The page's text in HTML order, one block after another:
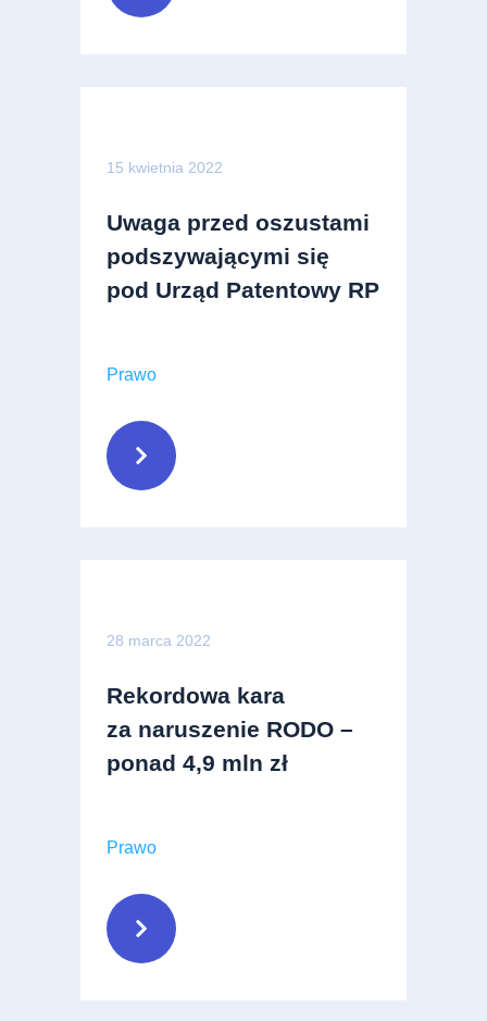
15 kwietnia 2022
Uwaga przed oszustami
podszywającymi się
pod Urząd Patentowy RP
Prawo
28 marca 2022
Rekordowa kara
za naruszenie RODO –
ponad 4,9 mln zł
Prawo